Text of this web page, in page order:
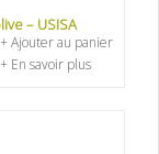
– USISA
+ Ajouter au panier
+ En savoir plus